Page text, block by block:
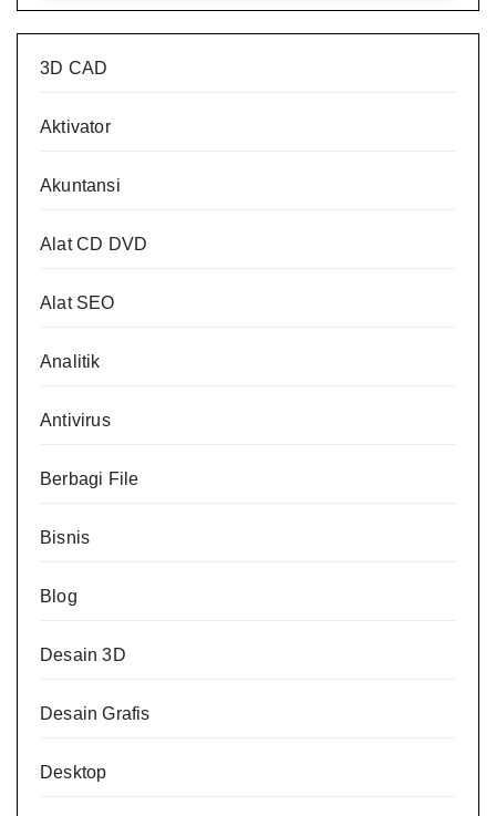
3D CAD
Aktivator
Akuntansi
Alat CD DVD
Alat SEO
Analitik
Antivirus
Berbagi File
Bisnis
Blog
Desain 3D
Desain Grafis
Desktop